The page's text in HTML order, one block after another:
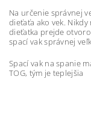
Na určenie správnej
dieťaťa ako vek.
dieťatka prejde
spací vak správnej
Spací vak na spanie
TOG, tým je teplejšia